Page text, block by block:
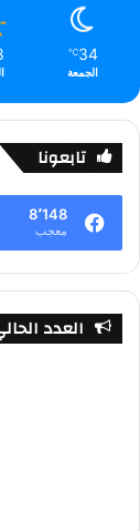
34
℃
الجمعة
تابعونا
8٬148
معجب
العدد